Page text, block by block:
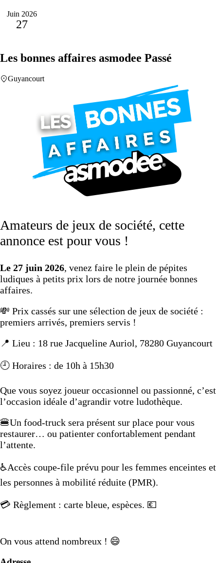
Juin 2026
27
Les bonnes affaires asmodee Passé
Guyancourt
Amateurs de jeux de société, cette
annonce est pour vous !
Le 27 juin 2026, venez faire le plein de pépites
ludiques à petits prix lors de notre journée bonnes
affaires.
💸 Prix cassés sur une sélection de jeux de société :
premiers arrivés, premiers servis !
📍 Lieu : 18 rue Jacqueline Auriol, 78280 Guyancourt
🕘 Horaires : de 10h à 15h30
Que vous soyez joueur occasionnel ou passionné, c’est
l’occasion idéale d’agrandir votre ludothèque.
🍔Un food-truck sera présent sur place pour vous
restaurer… ou patienter confortablement pendant
l’attente.
♿Accès coupe-file prévu pour les femmes enceintes et
les personnes à mobilité réduite (PMR).
💳 Règlement : carte bleue, espèces. 💶
On vous attend nombreux ! 😄